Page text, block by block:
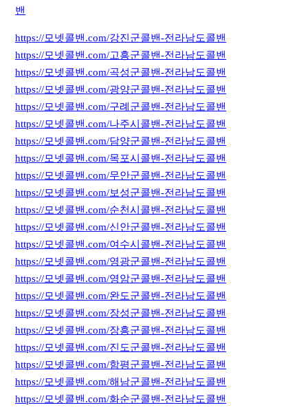
밴
https://모넷콜밴.com/강진군콜밴-전라남도콜밴
https://모넷콜밴.com/고흥군콜밴-전라남도콜밴
https://모넷콜밴.com/곡성군콜밴-전라남도콜밴
https://모넷콜밴.com/광양군콜밴-전라남도콜밴
https://모넷콜밴.com/구례군콜밴-전라남도콜밴
https://모넷콜밴.com/나주시콜밴-전라남도콜밴
https://모넷콜밴.com/담양군콜밴-전라남도콜밴
https://모넷콜밴.com/목포시콜밴-전라남도콜밴
https://모넷콜밴.com/무안군콜밴-전라남도콜밴
https://모넷콜밴.com/보성군콜밴-전라남도콜밴
https://모넷콜밴.com/순천시콜밴-전라남도콜밴
https://모넷콜밴.com/신안군콜밴-전라남도콜밴
https://모넷콜밴.com/여수시콜밴-전라남도콜밴
https://모넷콜밴.com/영광군콜밴-전라남도콜밴
https://모넷콜밴.com/영암군콜밴-전라남도콜밴
https://모넷콜밴.com/완도군콜밴-전라남도콜밴
https://모넷콜밴.com/장성군콜밴-전라남도콜밴
https://모넷콜밴.com/장흥군콜밴-전라남도콜밴
https://모넷콜밴.com/진도군콜밴-전라남도콜밴
https://모넷콜밴.com/함평군콜밴-전라남도콜밴
https://모넷콜밴.com/해남군콜밴-전라남도콜밴
https://모넷콜밴.com/화순군콜밴-전라남도콜밴